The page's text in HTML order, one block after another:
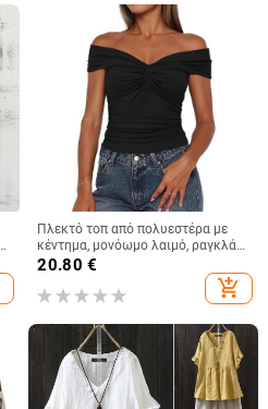
Πλεκτό τοπ από πολυεστέρα με
κέντημα, μονόωμο λαιμό, ραγκλάν
μανίκια, στενή γραμμή
20.80 €
add_shopping_cart